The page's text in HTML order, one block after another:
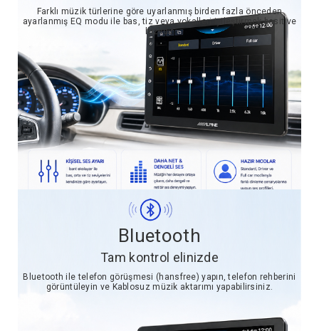
Farklı müzik türlerine göre uyarlanmış birden fazla önceden
ayarlanmış EQ modu ile bas, tiz veya vokalleri iyileştirmek basit ve
hızlıdır
Bluetooth
Tam kontrol elinizde
Bluetooth ile telefon görüşmesi (hansfree) yapın, telefon rehberini
görüntüleyin ve Kablosuz müzik aktarımı yapabilirsiniz.